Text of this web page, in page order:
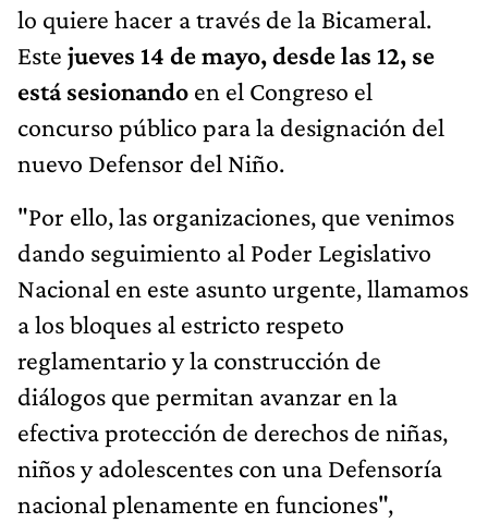
lo quiere hacer a través de la Bicameral.
Este jueves 14 de mayo, desde las 12, se
está sesionando en el Congreso el
concurso público para la designación del
nuevo Defensor del Niño.
"Por ello, las organizaciones, que venimos
dando seguimiento al Poder Legislativo
Nacional en este asunto urgente, llamamos
a los bloques al estricto respeto
reglamentario y la construcción de
diálogos que permitan avanzar en la
efectiva protección de derechos de niñas,
niños y adolescentes con una Defensoría
nacional plenamente en funciones",